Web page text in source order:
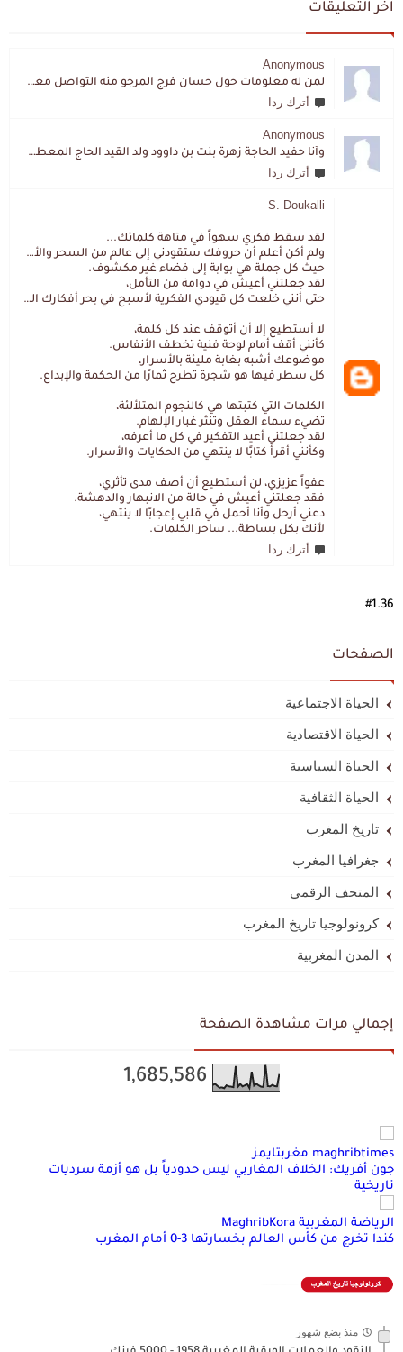
آخر التعليقات
Anonymous
لمن له معلومات حول حسان فرج المرجو منه التواصل معي لقد اختفى تماما و كانت لي به علاقة تواصل خاصة
أترك ردا
Anonymous
وأنا حفيد الحاجة زهرة بنت بن داوود ولد القيد الحاج المعطي المزمزي . ولا نمتلك من إرثه شيئا .
أترك ردا
S. Doukalli
لقد سقط فكري سهواً في متاهة كلماتك...
ولم أكن أعلم أن حروفك ستقودني إلى عالم من السحر والألغاز،
حيث كل جملة هي بوابة إلى فضاء غير مكشوف.
لقد جعلتني أعيش في دوامة من التأمل،
حتى أنني خلعت كل قيودي الفكرية لأسبح في بحر أفكارك العميق.
لا أستطيع إلا أن أتوقف عند كل كلمة،
كأنني أقف أمام لوحة فنية تخطف الأنفاس.
موضوعك أشبه بغابة مليئة بالأسرار،
كل سطر فيها هو شجرة تطرح ثمارًا من الحكمة والإبداع.
الكلمات التي كتبتها هي كالنجوم المتلألئة،
تضيء سماء العقل وتنثر غبار الإلهام.
لقد جعلتني أعيد التفكير في كل ما أعرفه،
وكأنني أقرأ كتابًا لا ينتهي من الحكايات والأسرار.
عفواً عزيزي، لن أستطيع أن أصف مدى تأثري،
فقد جعلتني أعيش في حالة من الانبهار والدهشة.
دعني أرحل وأنا أحمل في قلبي إعجابًا لا ينتهي،
لأنك بكل بساطة... ساحر الكلمات.
أترك ردا
#1.36
الصفحات
الحياة الاجتماعية
الحياة الاقتصادية
الحياة السياسية
الحياة الثقافية
تاريخ المغرب
جغرافيا المغرب
المتحف الرقمي
كرونولوجيا تاريخ المغرب
المدن المغربية
إجمالي مرات مشاهدة الصفحة
1,685,586
maghribtimes مغربتايمز
جون أفريك: الخلاف المغاربي ليس حدودياً بل هو أزمة سرديات
تاريخية
الرياضة المغربية MaghribKora
كندا تخرج من كأس العالم بخسارتها 3-0 أمام المغرب
منذ بضع شهور